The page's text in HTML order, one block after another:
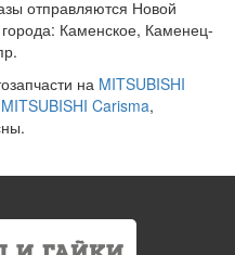
отправляются Новой
Каменское, Каменец-
на MITSUBISHI
MITSUBISHI Carisma,